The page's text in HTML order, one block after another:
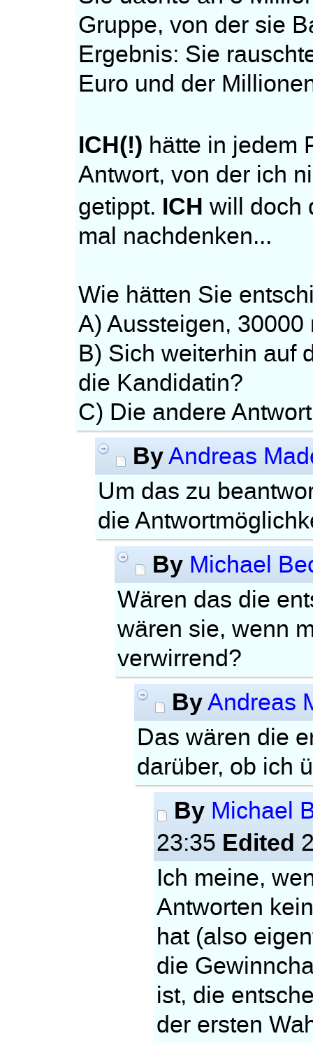
Gruppe, von der sie
Ergebnis: Sie
Euro und der
ICH(!) hätte in jedem
Antwort, von der ich
getippt. ICH will doch
mal nachdenken...
Wie hätten Sie
A) Aussteigen, 30000
B) Sich weiterhin auf
die Kandidatin?
C) Die andere
ByAndreas
Um das zu
die
By Michael
Wären das die
wären sie, wenn
verwirrend?
ByAndreas
Das wären die
darüber, ob ich
By Michael
23:35 Edited
Ich meine,
Antworten
hat (also
die
ist, die
der ersten